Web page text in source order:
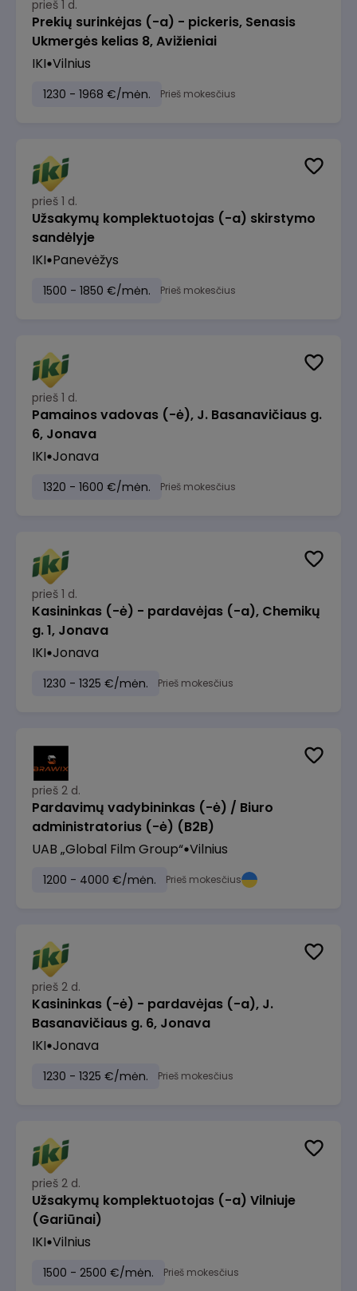
prieš 1 d.
Prekių surinkėjas (-a) - pickeris, Senasis
Ukmergės kelias 8, Avižieniai
IKI Vilnius
1230 - 1968 €/mėn. Prieš mokesčius
prieš 1 d.
Užsakymų komplektuotojas (-a) skirstymo
sandėlyje
IKI Panevėžys
1500 - 1850 €/mėn. Prieš mokesčius
prieš 1 d.
Pamainos vadovas (-ė), J. Basanavičiaus g.
6, Jonava
IKI Jonava
1320 - 1600 €/mėn. Prieš mokesčius
prieš 1 d.
Kasininkas (-ė) - pardavėjas (-a), Chemikų
g. 1, Jonava
IKI Jonava
1230 - 1325 €/mėn. Prieš mokesčius
prieš 2 d.
Pardavimų vadybininkas (-ė) / Biuro
administratorius (-ė) (B2B)
UAB „Global Film Group“ Vilnius
1200 - 4000 €/mėn. Prieš mokesčius
prieš 2 d.
Kasininkas (-ė) - pardavėjas (-a), J.
Basanavičiaus g. 6, Jonava
IKI Jonava
1230 - 1325 €/mėn. Prieš mokesčius
prieš 2 d.
Užsakymų komplektuotojas (-a) Vilniuje
(Gariūnai)
IKI Vilnius
1500 - 2500 €/mėn. Prieš mokesčius